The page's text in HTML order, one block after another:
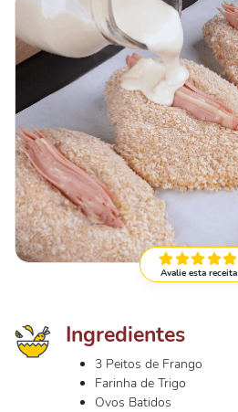
Avalie esta receita
Ingredientes
3 Peitos de Frango
Farinha de Trigo
Ovos Batidos